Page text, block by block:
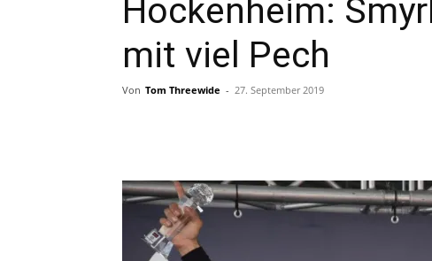
Hockenheim:
mit viel Pech
Von Tom Threewide - 27. September 2019